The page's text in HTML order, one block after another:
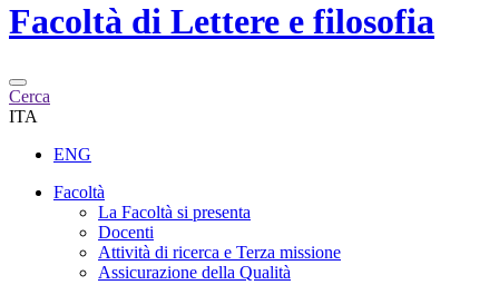
Facoltà di Lettere e filosofia
Cerca
ITA
ENG
Facoltà
La Facoltà si presenta
Docenti
Attività di ricerca e Terza missione
Assicurazione della Qualità